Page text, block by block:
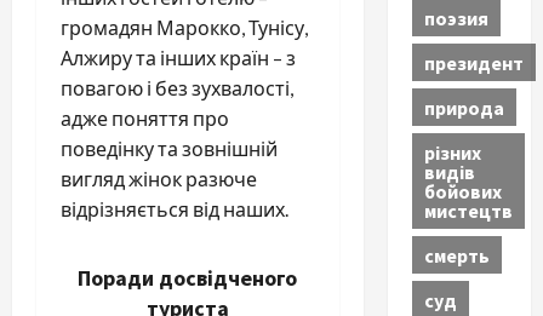
громадян Марокко, Тунісу,
Алжиру та інших країн – з
повагою і без зухвалості,
адже поняття про
поведінку та зовнішній
вигляд жінок разюче
відрізняється від наших.
Поради досвідченого
туриста
поэзия
президент
природа
різних
видів
бойових
мистецтв
смерть
суд